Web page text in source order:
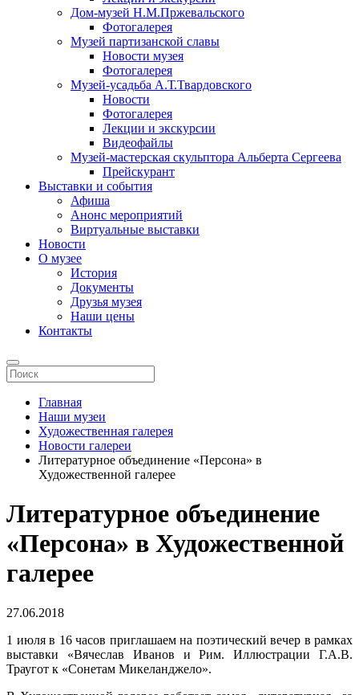
Дом-музей Н.М.Пржевальского
Фотогалерея
Музей партизанской славы
Новости музея
Фотогалерея
Музей-усадьба А.Т.Твардовского
Новости
Фотогалерея
Лекции и экскурсии
Видеофайлы
Музей-мастерская скульптора Альберта Сергеева
Прейскурант
Выставки и события
Афиша
Анонс мероприятий
Виртуальные выставки
Новости
О музее
История
Документы
Друзья музея
Наши цены
Контакты
Главная
Наши музеи
Художественная галерея
Новости галереи
Литературное объединение «Персона» в
Художественной галерее
Литературное объединение
«Персона» в Художественной
галерее
27.06.2018
1 июля в 16 часов приглашаем на поэтический вечер в рамках
выставки «Вячеслав Иванов и Рим. Иллюстрации Г.А.В.
Траугот к «Сонетам Микеланджело».